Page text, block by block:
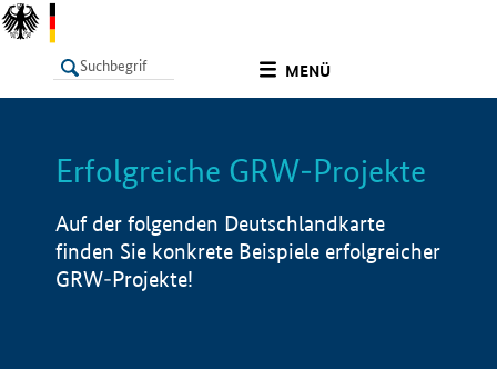
MENÜ
LISTE Info
Erfolgreiche GRW-Projekte
Auf der folgenden Deutschlandkarte
finden Sie konkrete Beispiele erfolgreicher
GRW-Projekte!